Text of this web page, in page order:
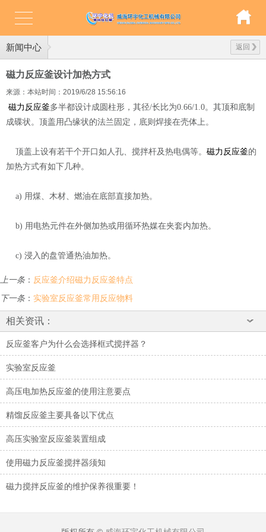
新闻中心 返回
磁力反应釜设计加热方式
来源：本站时间：2019/6/28 15:56:16
磁力反应釜多半都设计成圆柱形，其径/长比为0.66/1.0。其顶和底制
成碟状。顶盖用凸缘状的法兰固定，底则焊接在壳体上。
顶盖上设有若干个开口如人孔、搅拌杆及热电偶等。 磁力反应釜的
加热方式有如下几种。
a) 用煤、木材、燃油在底部直接加热。
b) 用电热元件在外侧加热或用循环热媒在夹套内加热。
c) 浸入的盘管通热油加热。
上一条： 反应釜介绍磁力反应釜特点
下一条： 实验室反应釜常用反应物料
相关资讯：
反应釜客户为什么会选择框式搅拌器？
实验室反应釜
高压电加热反应釜的使用注意要点
精馏反应釜主要具备以下优点
高压实验室反应釜装置组成
使用磁力反应釜搅拌器须知
磁力搅拌反应釜的维护保养很重要！